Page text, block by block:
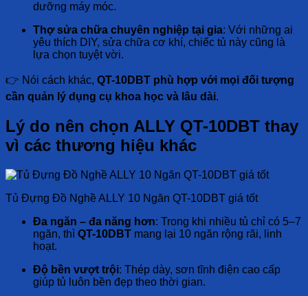
dưỡng máy móc.
Thợ sửa chữa chuyên nghiệp tại gia: Với những ai
yêu thích DIY, sửa chữa cơ khí, chiếc tủ này cũng là
lựa chọn tuyệt vời.
👉 Nói cách khác, QT-10DBT phù hợp với mọi đối tượng
cần quản lý dụng cụ khoa học và lâu dài.
Lý do nên chọn ALLY QT-10DBT thay
vì các thương hiệu khác
Tủ Đựng Đồ Nghề ALLY 10 Ngăn QT-10DBT giá tốt
Đa ngăn – đa năng hơn: Trong khi nhiều tủ chỉ có 5–7
ngăn, thì QT-10DBT mang lại 10 ngăn rộng rãi, linh
hoạt.
Độ bền vượt trội: Thép dày, sơn tĩnh điện cao cấp
giúp tủ luôn bền đẹp theo thời gian.